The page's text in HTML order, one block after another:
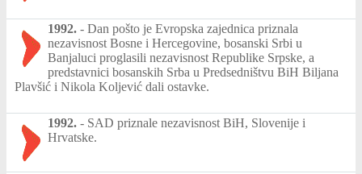
1992. - Dan pošto je Evropska zajednica priznala
nezavisnost Bosne i Hercegovine, bosanski Srbi u
Banjaluci proglasili nezavisnost Republike Srpske, a
predstavnici bosanskih Srba u Predsedništvu BiH Biljana
Plavšić i Nikola Koljević dali ostavke.
1992. - SAD priznale nezavisnost BiH, Slovenije i
Hrvatske.